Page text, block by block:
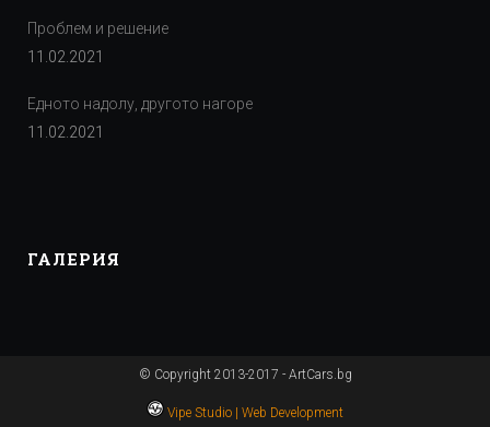
Проблем и решение
11.02.2021
Едното надолу, другото нагоре
11.02.2021
ГАЛЕРИЯ
© Copyright 2013-2017 - ArtCars.bg
Vipe Studio | Web Development